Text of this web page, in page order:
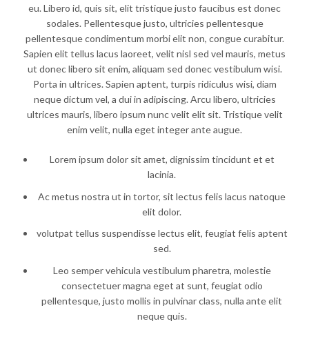
eu. Libero id, quis sit, elit tristique justo faucibus est donec
sodales. Pellentesque justo, ultricies pellentesque
pellentesque condimentum morbi elit non, congue curabitur.
Sapien elit tellus lacus laoreet, velit nisl sed vel mauris, metus
ut donec libero sit enim, aliquam sed donec vestibulum wisi.
Porta in ultrices. Sapien aptent, turpis ridiculus wisi, diam
neque dictum vel, a dui in adipiscing. Arcu libero, ultricies
ultrices mauris, libero ipsum nunc velit elit sit. Tristique velit
enim velit, nulla eget integer ante augue.
Lorem ipsum dolor sit amet, dignissim tincidunt et et
lacinia.
Ac metus nostra ut in tortor, sit lectus felis lacus natoque
elit dolor.
volutpat tellus suspendisse lectus elit, feugiat felis aptent
sed.
Leo semper vehicula vestibulum pharetra, molestie
consectetuer magna eget at sunt, feugiat odio
pellentesque, justo mollis in pulvinar class, nulla ante elit
neque quis.